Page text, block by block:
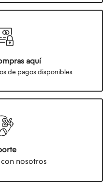
aquí
de pagos disponibles
nosotros